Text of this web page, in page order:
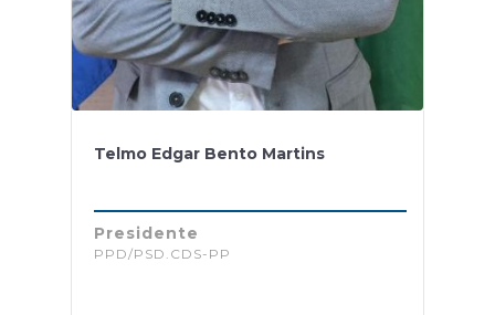
Telmo Edgar Bento Martins
Presidente
PPD/PSD.CDS-PP